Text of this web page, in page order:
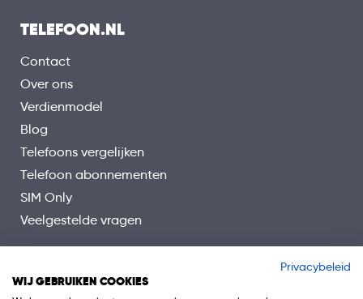
TELEFOON.NL
Contact
Over ons
Verdienmodel
Blog
Telefoons vergelijken
Telefoon abonnementen
SIM Only
Veelgestelde vragen
Privacybeleid
WIJ GEBRUIKEN COOKIES